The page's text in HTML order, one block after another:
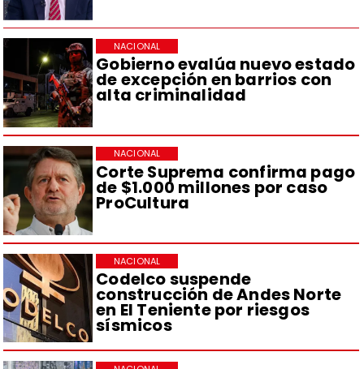
Gobierno evalúa nuevo estado
de excepción en barrios con
alta criminalidad
NACIONAL
Corte Suprema confirma pago
de $1.000 millones por caso
ProCultura
NACIONAL
Codelco suspende
construcción de Andes Norte
en El Teniente por riesgos
sísmicos
NACIONAL